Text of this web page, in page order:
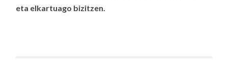
eta elkartuago bizitzen.